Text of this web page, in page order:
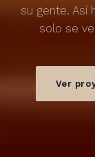
su gente. Así
solo se
Ver